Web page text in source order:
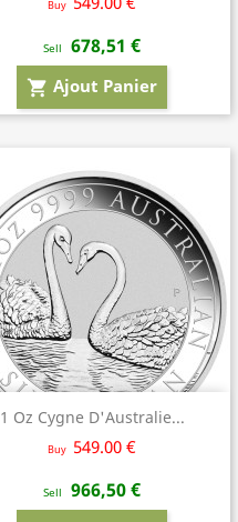
Buy
Sell 678,51 €
shopping_cart Ajout Panier
1 Oz Cygne D'Australie...
Buy 549.00 €
Sell 966,50 €